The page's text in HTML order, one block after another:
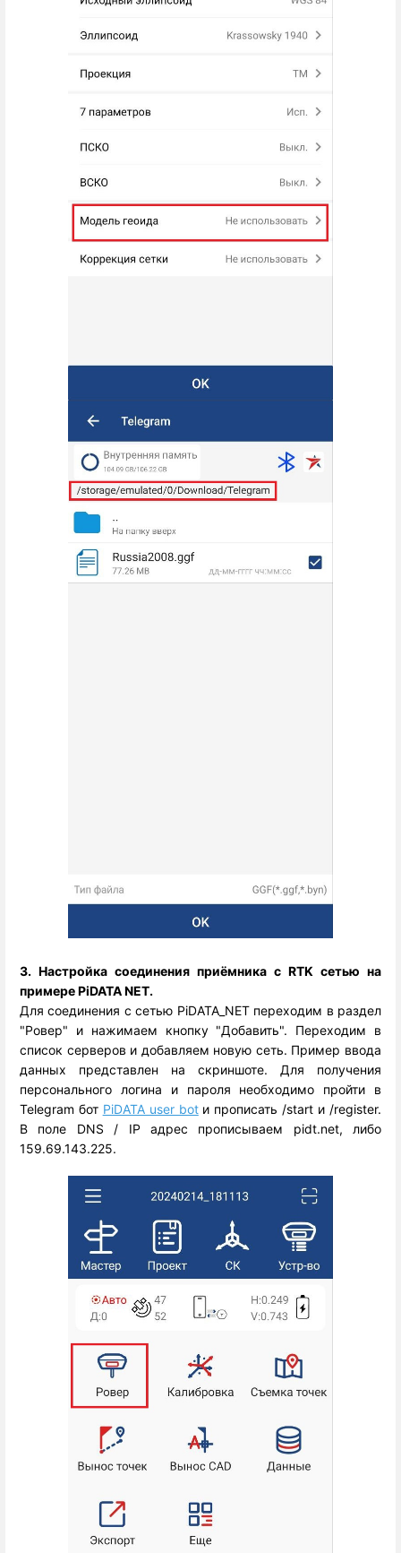
3. Настройка соединения приёмника с RTK сетью на
примере PiDATA NET.
Для соединения с сетью PiDATA_NET переходим в раздел
"Ровер" и нажимаем кнопку "Добавить". Переходим в
список серверов и добавляем новую сеть. Пример ввода
данных представлен на скриншоте. Для получения
персонального логина и пароля необходимо пройти в
Telegram бот PiDATA user botи прописать /start и /register.
В поле DNS / IP адрес прописываем pidt.net, либо
159.69.143.225.